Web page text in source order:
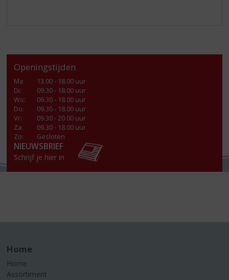
Openingstijden
Ma:
13.00 - 18.00 uur
Di:
09.30 - 18.00 uur
Wo:
09.30 - 18.00 uur
Do:
09.30 - 18.00 uur
Vr:
09.30 - 20.00 uur
Za:
09.30 - 18.00 uur
Zo:
Gesloten
NIEUWSBRIEF
Schrijf je hier in
Home
Home
Assortiment